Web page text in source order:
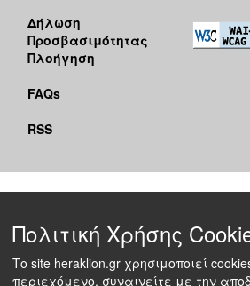
Δήλωση
Προσβασιμότητας
Πλοήγηση
FAQs
RSS
Πολιτική Χρήσης
Το site heraklion.gr χρησιμοποιεί
περιεχόμενο, συναινείτε με την